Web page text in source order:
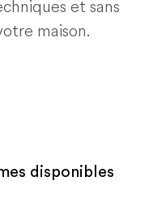
et sans
maison.
disponibles